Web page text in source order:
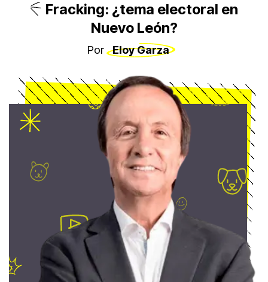
Fracking: ¿tema electoral en
Nuevo León?
Por Eloy Garza